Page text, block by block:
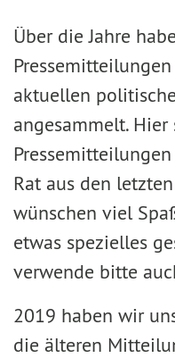
Über die Jahre
aktuellen
angesammelt.
Rat aus den
wünschen viel
etwas spezielles
verwende bitte
2019 haben wir
die älteren